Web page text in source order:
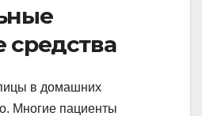
средства
в домашних
Многие пациенты